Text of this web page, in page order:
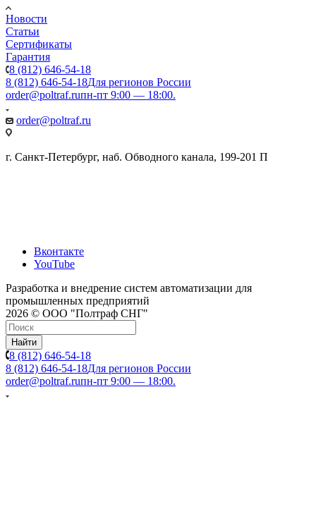
Новости
Статьи
Сертификаты
Гарантия
8 (812) 646-54-18
8 (812) 646-54-18Для регионов России
order@poltraf.ruпн-пт 9:00 — 18:00.
order@poltraf.ru
г. Санкт-Петербург, наб. Обводного канала, 199-201 П
Вконтакте
YouTube
Разработка и внедрение систем автоматизации для
промышленных предприятий
2026 © ООО "Полтраф СНГ"
Найти
8 (812) 646-54-18
8 (812) 646-54-18Для регионов России
order@poltraf.ruпн-пт 9:00 — 18:00.